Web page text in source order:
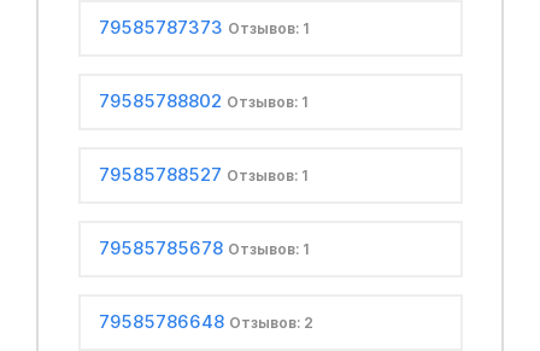
79585787373 Отзывов: 1
79585788802 Отзывов: 1
79585788527 Отзывов: 1
79585785678 Отзывов: 1
79585786648 Отзывов: 2